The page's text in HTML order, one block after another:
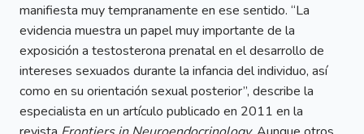
manifiesta muy tempranamente en ese sentido. “La
evidencia muestra un papel muy importante de la
exposición a testosterona prenatal en el desarrollo de
intereses sexuados durante la infancia del individuo, así
como en su orientación sexual posterior”, describe la
especialista en un artículo publicado en 2011 en la